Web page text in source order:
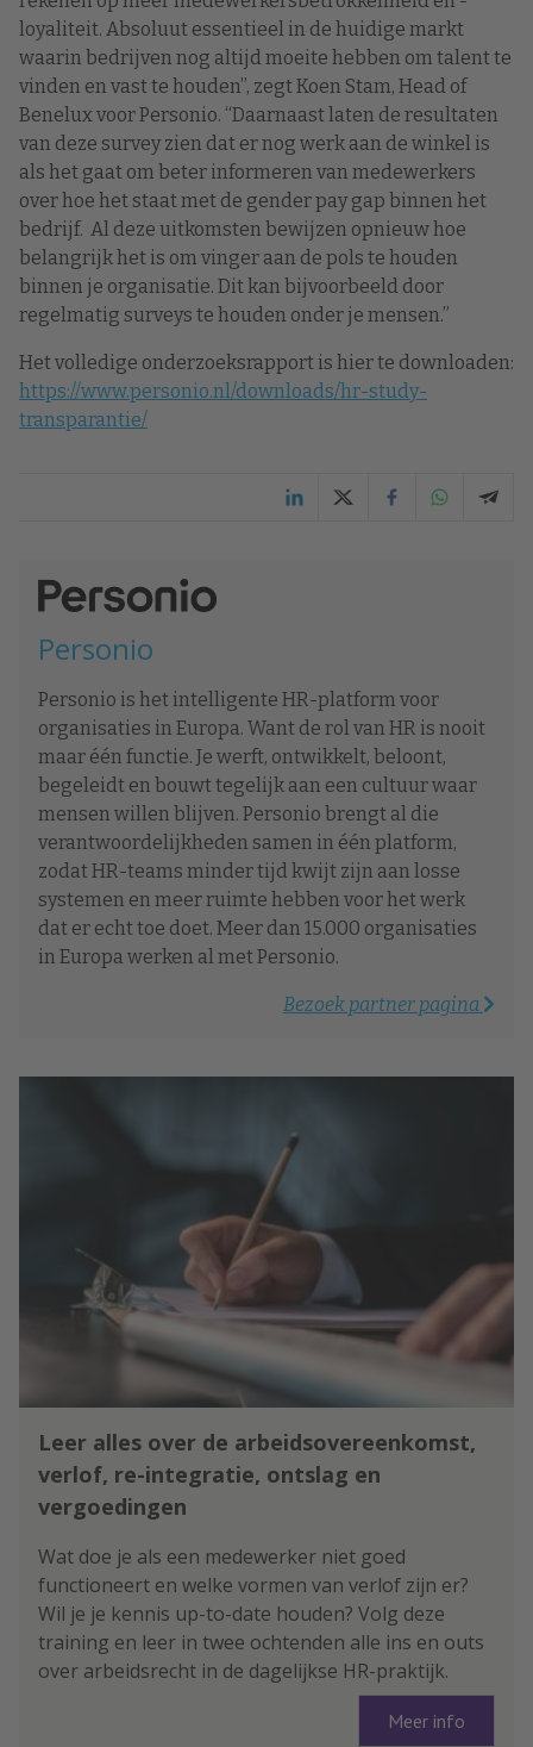
loyaliteit. Absoluut essentieel in de huidige markt
waarin bedrijven nog altijd moeite hebben om talent te
vinden en vast te houden”, zegt Koen Stam, Head of
Benelux voor Personio. “Daarnaast laten de resultaten
van deze survey zien dat er nog werk aan de winkel is
als het gaat om beter informeren van medewerkers
over hoe het staat met de gender pay gap binnen het
bedrijf. Al deze uitkomsten bewijzen opnieuw hoe
belangrijk het is om vinger aan de pols te houden
binnen je organisatie. Dit kan bijvoorbeeld door
regelmatig surveys te houden onder je mensen.”
Het volledige onderzoeksrapport is hier te downloaden:
https://www.personio.nl/downloads/hr-study-
transparantie/
Personio
Personio is het intelligente HR-platform voor
organisaties in Europa. Want de rol van HR is nooit
maar één functie. Je werft, ontwikkelt, beloont,
begeleidt en bouwt tegelijk aan een cultuur waar
mensen willen blijven. Personio brengt al die
verantwoordelijkheden samen in één platform,
zodat HR-teams minder tijd kwijt zijn aan losse
systemen en meer ruimte hebben voor het werk
dat er echt toe doet. Meer dan 15.000 organisaties
in Europa werken al met Personio.
Bezoek partner pagina
Leer alles over de arbeidsovereenkomst,
verlof, re-integratie, ontslag en
vergoedingen
Wat doe je als een medewerker niet goed
functioneert en welke vormen van verlof zijn er?
Wil je je kennis up-to-date houden? Volg deze
training en leer in twee ochtenden alle ins en outs
over arbeidsrecht in de dagelijkse HR-praktijk.
Meer info